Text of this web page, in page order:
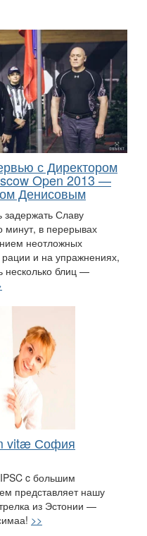
с Директором
Open 2013 —
Денисовым
задержать Славу
минут, в перерывах
неотложных
и на упражнениях,
несколько блиц —
vitæ София
c большим
представляет нашу
из Эстонии —
>>